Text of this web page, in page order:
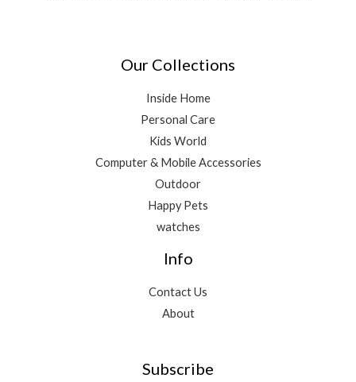
Our Collections
Inside Home
Personal Care
Kids World
Computer & Mobile Accessories
Outdoor
Happy Pets
watches
Info
Contact Us
About
Subscribe